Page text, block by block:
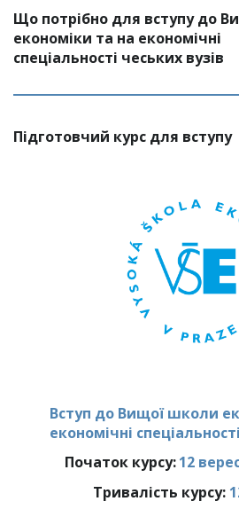
Що потрібно для вступу до
економіки та на економічні
спеціальності чеських вузів
Підготовчий курс для вступу
Вступ до Вищої школи
економічні
Початок курсу: 12
Тривалість курсу: